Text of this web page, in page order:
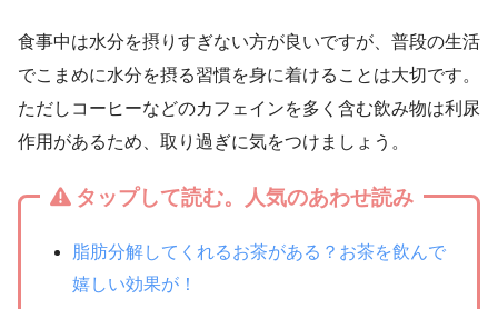
食事中は水分を摂りすぎない方が良いですが、普段の生活
でこまめに水分を摂る習慣を身に着けることは大切です。
ただしコーヒーなどのカフェインを多く含む飲み物は利尿
作用があるため、取り過ぎに気をつけましょう。
タップして読む。人気のあわせ読み
脂肪分解してくれるお茶がある？お茶を飲んで
嬉しい効果が！